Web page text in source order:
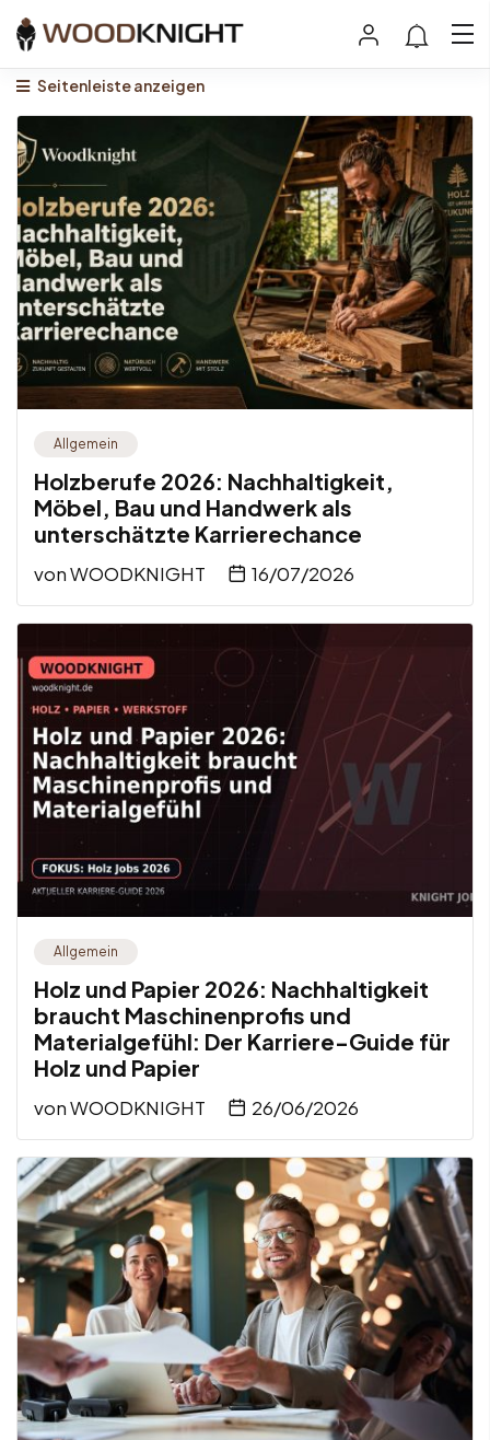
Seitenleiste anzeigen
Allgemein
Holzberufe 2026: Nachhaltigkeit,
Möbel, Bau und Handwerk als
unterschätzte Karrierechance
vonWOODKNIGHT 16/07/2026
Allgemein
Holz und Papier 2026: Nachhaltigkeit
braucht Maschinenprofis und
Materialgefühl: Der Karriere-Guide für
Holz und Papier
vonWOODKNIGHT 26/06/2026